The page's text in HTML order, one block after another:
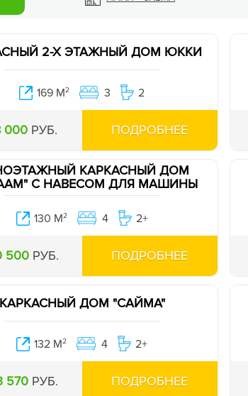
2-Х ЭТАЖНЫЙ ДОМ ЮККИ
169 М2 3 2
000 РУБ. ПОДРОБНЕЕ
КАРКАСНЫЙ ДОМ
С НАВЕСОМ ДЛЯ МАШИНЫ
130 М2 4 2+
500 РУБ. ПОДРОБНЕЕ
КАРКАСНЫЙ ДОМ "САЙМА"
132 М2 4 2+
570 РУБ. ПОДРОБНЕЕ